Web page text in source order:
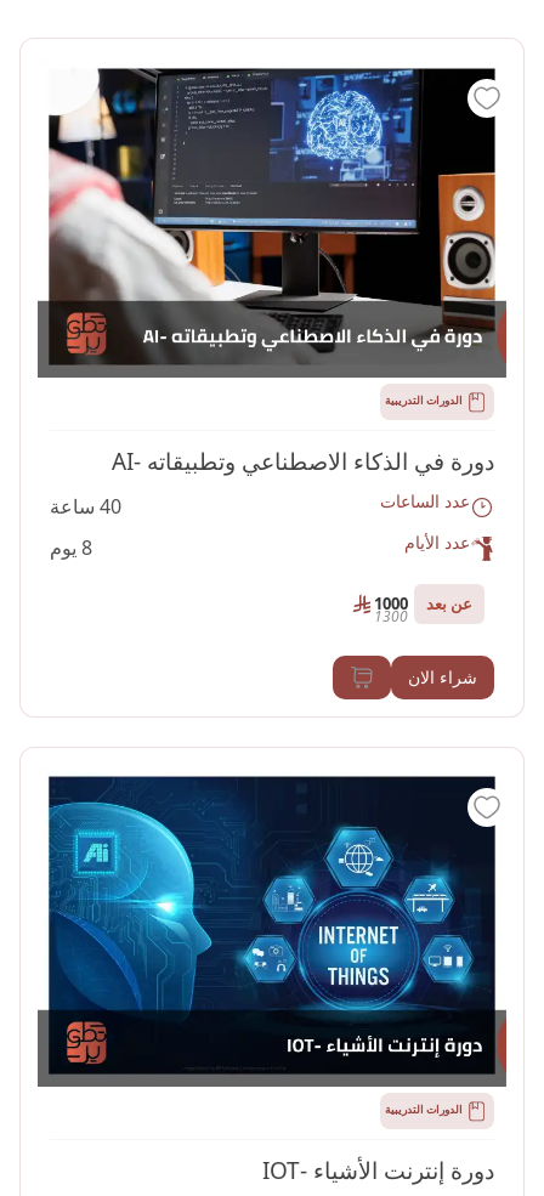
الدورات التدريبية
دورة في الذكاء الاصطناعي وتطبيقاته -AI
عدد الساعات 40 ساعة
عدد الأيام 8 يوم
عن بعد 1000
1300
شراء الان
الدورات التدريبية
دورة إنترنت الأشياء -IOT